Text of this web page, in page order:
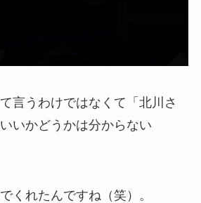
言うわけではなくて「北川さ
いかどうかは分からない
くれたんですね（笑）。